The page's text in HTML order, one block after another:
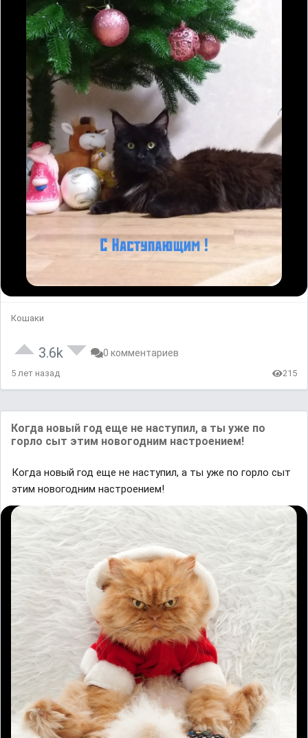
Кошаки
3.6k 0 комментариев
5 лет назад 215
Когда новый год еще не наступил, а ты уже по
горло сыт этим новогодним настроением!
Когда новый год еще не наступил, а ты уже по горло сыт
этим новогодним настроением!